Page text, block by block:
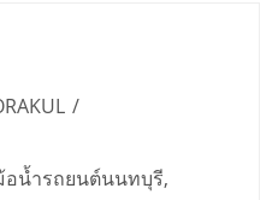
อน้ำรถยนต์นนทบุรี,